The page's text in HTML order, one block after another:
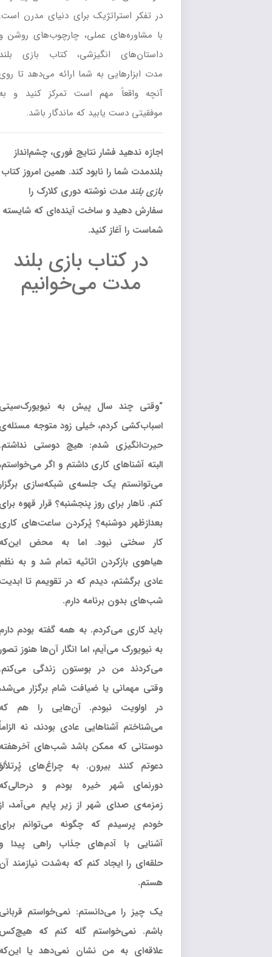
در تفکر استراتژیک برای دنیای مدرن است.
با مشاوره‌های عملی، چارچوب‌های روشن و
داستان‌های انگیزشی، کتاب بازی بلند
مدت ابزارهایی به شما ارائه می‌دهد تا روی
آنچه واقعاً مهم است تمرکز کنید و به
موفقیتی دست یابید که ماندگار باشد.
اجازه ندهید فشار نتایج فوری، چشم‌انداز
بلندمدت شما را نابود کند. همین امروز کتاب
بازی بلند مدتنوشته دوری کلارک را
سفارش دهید و ساخت آینده‌ای که شایسته
شماست را آغاز کنید.
در کتاب بازی بلند
مدت می‌خوانیم
“وقتی چند سال پیش به نیویورک‌سیتی
اسباب‌کشی کردم، خیلی زود متوجه مسئله‌ی
حیرت‌انگیزی شدم: هیچ دوستی نداشتم.
البته آشناهای کاری داشتم و اگر می‌خواستم،
می‌توانستم یک جلسه‌ی شبکه‌سازی برگزار
کنم. ناهار برای روز پنجشنبه؟ قرار قهوه برای
بعدازظهر دوشنبه؟ پُرکردن ساعت‌های کاری
کار سختی نبود. اما به محض این‌که
هیاهوی بازکردن اثاثیه تمام شد و به نظم
عادی برگشتم، دیدم که در تقویمم تا ابدیت
شب‌های بدون برنامه دارم.
باید کاری می‌کردم. به همه گفته بودم دارم
به نیویورک می‌آیم، اما انگار آن‌ها هنوز تصور
می‌کردند من در بوستون زندگی می‌کنم.
وقتی مهمانی یا ضیافت شام برگزار می‌شد،
در اولویت نبودم. آن‌هایی را هم که
می‌شناختم آشناهایی عادی بودند، نه الزاماً
دوستانی که ممکن باشد شب‌های آخرهفته
دعوتم کنند بیرون. به چراغ‌های پُرتلألؤ
دورنمای شهر خیره بودم و درحالی‌که
زمزمه‌ی صدای شهر از زیر پایم می‌آمد، از
خودم پرسیدم که چگونه می‌توانم برای
آشنایی با آدم‌های جذاب راهی پیدا و
حلقه‌ای را ایجاد کنم که به‌شدت نیازمند آن‌
یک چیز را می‌دانستم: نمی‌خواستم قربانی
باشم. نمی‌خواستم گله کنم که هیچ‌کس
علاقه‌ای به من نشان نمی‌دهد یا این‌که